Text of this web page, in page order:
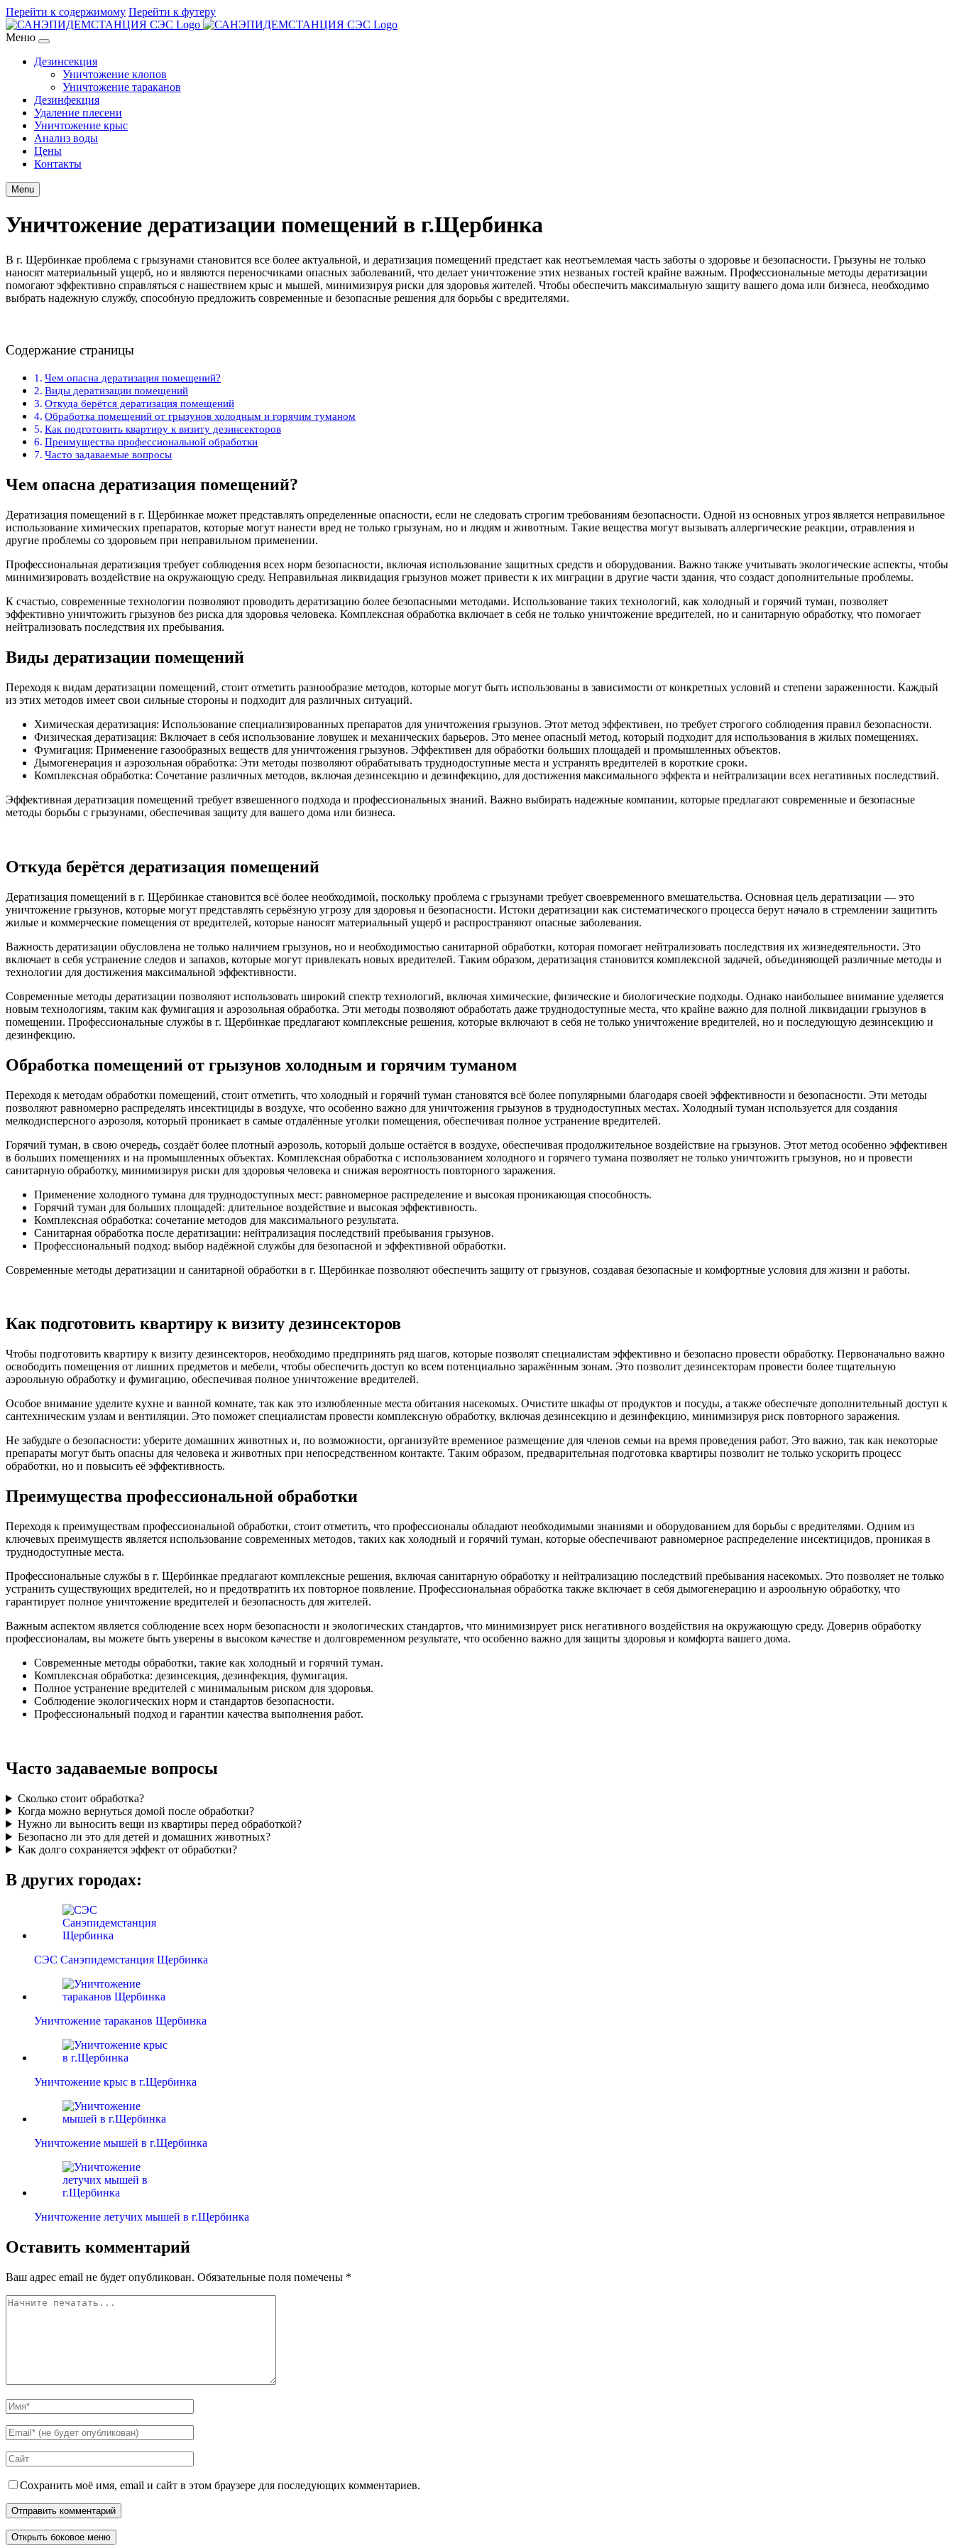
Перейти к содержимому Перейти к футеру
Меню
Дезинсекция
Уничтожение клопов
Уничтожение тараканов
Дезинфекция
Удаление плесени
Уничтожение крыс
Анализ воды
Цены
Контакты
Menu
Уничтожение дератизации помещений в г.Щербинка
В г. Щербинкае проблема с грызунами становится все более актуальной, и дератизация помещений предстает как неотъемлемая часть заботы о здоровье и безопасности. Грызуны не только
наносят материальный ущерб, но и являются переносчиками опасных заболеваний, что делает уничтожение этих незваных гостей крайне важным. Профессиональные методы дератизации
помогают эффективно справляться с нашествием крыс и мышей, минимизируя риски для здоровья жителей. Чтобы обеспечить максимальную защиту вашего дома или бизнеса, необходимо
выбрать надежную службу, способную предложить современные и безопасные решения для борьбы с вредителями.
Содержание страницы
Чем опасна дератизация помещений?
Виды дератизации помещений
Откуда берётся дератизация помещений
Обработка помещений от грызунов холодным и горячим туманом
Как подготовить квартиру к визиту дезинсекторов
Преимущества профессиональной обработки
Часто задаваемые вопросы
Чем опасна дератизация помещений?
Дератизация помещений в г. Щербинкае может представлять определенные опасности, если не следовать строгим требованиям безопасности. Одной из основных угроз является неправильное
использование химических препаратов, которые могут нанести вред не только грызунам, но и людям и животным. Такие вещества могут вызывать аллергические реакции, отравления и
другие проблемы со здоровьем при неправильном применении.
Профессиональная дератизация требует соблюдения всех норм безопасности, включая использование защитных средств и оборудования. Важно также учитывать экологические аспекты, чтобы
минимизировать воздействие на окружающую среду. Неправильная ликвидация грызунов может привести к их миграции в другие части здания, что создаст дополнительные проблемы.
К счастью, современные технологии позволяют проводить дератизацию более безопасными методами. Использование таких технологий, как холодный и горячий туман, позволяет
эффективно уничтожить грызунов без риска для здоровья человека. Комплексная обработка включает в себя не только уничтожение вредителей, но и санитарную обработку, что помогает
нейтрализовать последствия их пребывания.
Виды дератизации помещений
Переходя к видам дератизации помещений, стоит отметить разнообразие методов, которые могут быть использованы в зависимости от конкретных условий и степени зараженности. Каждый
из этих методов имеет свои сильные стороны и подходит для различных ситуаций.
Химическая дератизация: Использование специализированных препаратов для уничтожения грызунов. Этот метод эффективен, но требует строгого соблюдения правил безопасности.
Физическая дератизация: Включает в себя использование ловушек и механических барьеров. Это менее опасный метод, который подходит для использования в жилых помещениях.
Фумигация: Применение газообразных веществ для уничтожения грызунов. Эффективен для обработки больших площадей и промышленных объектов.
Дымогенерация и аэрозольная обработка: Эти методы позволяют обрабатывать труднодоступные места и устранять вредителей в короткие сроки.
Комплексная обработка: Сочетание различных методов, включая дезинсекцию и дезинфекцию, для достижения максимального эффекта и нейтрализации всех негативных последствий.
Эффективная дератизация помещений требует взвешенного подхода и профессиональных знаний. Важно выбирать надежные компании, которые предлагают современные и безопасные
методы борьбы с грызунами, обеспечивая защиту для вашего дома или бизнеса.
Откуда берётся дератизация помещений
Дератизация помещений в г. Щербинкае становится всё более необходимой, поскольку проблема с грызунами требует своевременного вмешательства. Основная цель дератизации — это
уничтожение грызунов, которые могут представлять серьёзную угрозу для здоровья и безопасности. Истоки дератизации как систематического процесса берут начало в стремлении защитить
жилые и коммерческие помещения от вредителей, которые наносят материальный ущерб и распространяют опасные заболевания.
Важность дератизации обусловлена не только наличием грызунов, но и необходимостью санитарной обработки, которая помогает нейтрализовать последствия их жизнедеятельности. Это
включает в себя устранение следов и запахов, которые могут привлекать новых вредителей. Таким образом, дератизация становится комплексной задачей, объединяющей различные методы и
технологии для достижения максимальной эффективности.
Современные методы дератизации позволяют использовать широкий спектр технологий, включая химические, физические и биологические подходы. Однако наибольшее внимание уделяется
новым технологиям, таким как фумигация и аэрозольная обработка. Эти методы позволяют обработать даже труднодоступные места, что крайне важно для полной ликвидации грызунов в
помещении. Профессиональные службы в г. Щербинкае предлагают комплексные решения, которые включают в себя не только уничтожение вредителей, но и последующую дезинсекцию и
дезинфекцию.
Обработка помещений от грызунов холодным и горячим туманом
Переходя к методам обработки помещений, стоит отметить, что холодный и горячий туман становятся всё более популярными благодаря своей эффективности и безопасности. Эти методы
позволяют равномерно распределять инсектициды в воздухе, что особенно важно для уничтожения грызунов в труднодоступных местах. Холодный туман используется для создания
мелкодисперсного аэрозоля, который проникает в самые отдалённые уголки помещения, обеспечивая полное устранение вредителей.
Горячий туман, в свою очередь, создаёт более плотный аэрозоль, который дольше остаётся в воздухе, обеспечивая продолжительное воздействие на грызунов. Этот метод особенно эффективен
в больших помещениях и на промышленных объектах. Комплексная обработка с использованием холодного и горячего тумана позволяет не только уничтожить грызунов, но и провести
санитарную обработку, минимизируя риски для здоровья человека и снижая вероятность повторного заражения.
Применение холодного тумана для труднодоступных мест: равномерное распределение и высокая проникающая способность.
Горячий туман для больших площадей: длительное воздействие и высокая эффективность.
Комплексная обработка: сочетание методов для максимального результата.
Санитарная обработка после дератизации: нейтрализация последствий пребывания грызунов.
Профессиональный подход: выбор надёжной службы для безопасной и эффективной обработки.
Современные методы дератизации и санитарной обработки в г. Щербинкае позволяют обеспечить защиту от грызунов, создавая безопасные и комфортные условия для жизни и работы.
Как подготовить квартиру к визиту дезинсекторов
Чтобы подготовить квартиру к визиту дезинсекторов, необходимо предпринять ряд шагов, которые позволят специалистам эффективно и безопасно провести обработку. Первоначально важно
освободить помещения от лишних предметов и мебели, чтобы обеспечить доступ ко всем потенциально заражённым зонам. Это позволит дезинсекторам провести более тщательную
аэроольную обработку и фумигацию, обеспечивая полное уничтожение вредителей.
Особое внимание уделите кухне и ванной комнате, так как это излюбленные места обитания насекомых. Очистите шкафы от продуктов и посуды, а также обеспечьте дополнительный доступ к
сантехническим узлам и вентиляции. Это поможет специалистам провести комплексную обработку, включая дезинсекцию и дезинфекцию, минимизируя риск повторного заражения.
Не забудьте о безопасности: уберите домашних животных и, по возможности, организуйте временное размещение для членов семьи на время проведения работ. Это важно, так как некоторые
препараты могут быть опасны для человека и животных при непосредственном контакте. Таким образом, предварительная подготовка квартиры позволит не только ускорить процесс
обработки, но и повысить её эффективность.
Преимущества профессиональной обработки
Переходя к преимуществам профессиональной обработки, стоит отметить, что профессионалы обладают необходимыми знаниями и оборудованием для борьбы с вредителями. Одним из
ключевых преимуществ является использование современных методов, таких как холодный и горячий туман, которые обеспечивают равномерное распределение инсектицидов, проникая в
труднодоступные места.
Профессиональные службы в г. Щербинкае предлагают комплексные решения, включая санитарную обработку и нейтрализацию последствий пребывания насекомых. Это позволяет не только
устранить существующих вредителей, но и предотвратить их повторное появление. Профессиональная обработка также включает в себя дымогенерацию и аэроольную обработку, что
гарантирует полное уничтожение вредителей и безопасность для жителей.
Важным аспектом является соблюдение всех норм безопасности и экологических стандартов, что минимизирует риск негативного воздействия на окружающую среду. Доверив обработку
профессионалам, вы можете быть уверены в высоком качестве и долговременном результате, что особенно важно для защиты здоровья и комфорта вашего дома.
Современные методы обработки, такие как холодный и горячий туман.
Комплексная обработка: дезинсекция, дезинфекция, фумигация.
Полное устранение вредителей с минимальным риском для здоровья.
Соблюдение экологических норм и стандартов безопасности.
Профессиональный подход и гарантии качества выполнения работ.
Часто задаваемые вопросы
Сколько стоит обработка?
Когда можно вернуться домой после обработки?
Нужно ли выносить вещи из квартиры перед обработкой?
Безопасно ли это для детей и домашних животных?
Как долго сохраняется эффект от обработки?
В других городах:
СЭС Санэпидемстанция Щербинка
Уничтожение тараканов Щербинка
Уничтожение крыс в г.Щербинка
Уничтожение мышей в г.Щербинка
Уничтожение летучих мышей в г.Щербинка
Оставить комментарий
Ваш адрес email не будет опубликован. Обязательные поля помечены *
Сохранить моё имя, email и сайт в этом браузере для последующих комментариев.
Открыть боковое меню